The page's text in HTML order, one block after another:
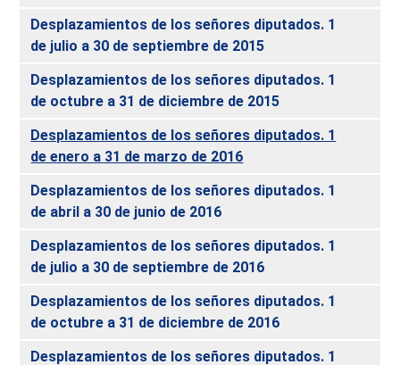
Desplazamientos de los señores diputados. 1
de julio a 30 de septiembre de 2015
Desplazamientos de los señores diputados. 1
de octubre a 31 de diciembre de 2015
Desplazamientos de los señores diputados. 1
de enero a 31 de marzo de 2016
Desplazamientos de los señores diputados. 1
de abril a 30 de junio de 2016
Desplazamientos de los señores diputados. 1
de julio a 30 de septiembre de 2016
Desplazamientos de los señores diputados. 1
de octubre a 31 de diciembre de 2016
Desplazamientos de los señores diputados. 1